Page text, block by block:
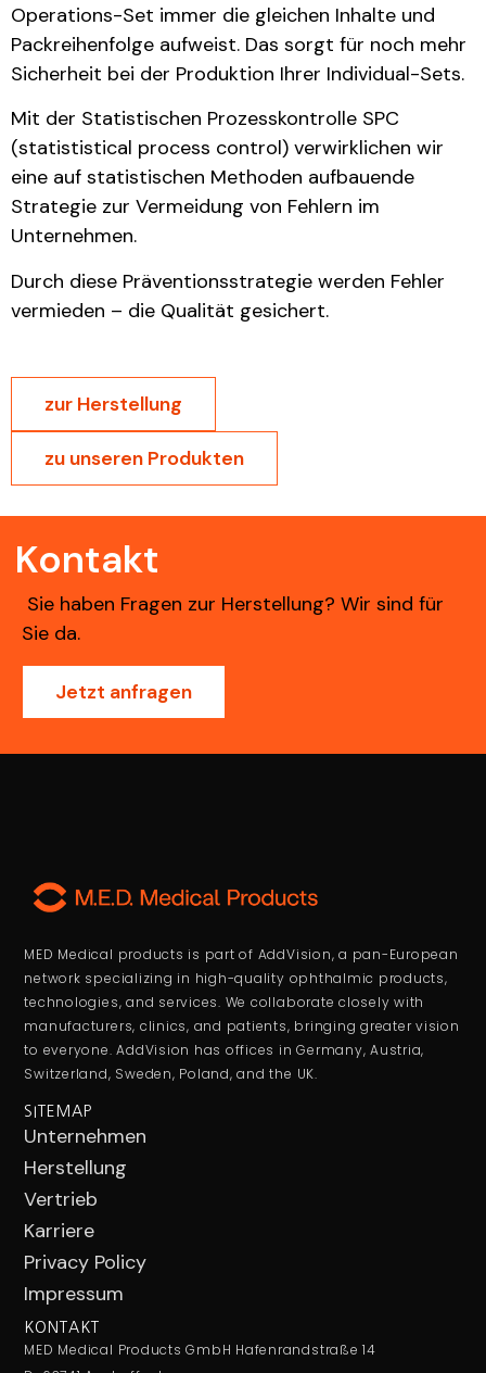
Operations-Set immer die gleichen Inhalte und
Packreihenfolge aufweist. Das sorgt für noch mehr
Sicherheit bei der Produktion Ihrer Individual-Sets.
Mit der Statistischen Prozesskontrolle SPC
(statististical process control) verwirklichen wir
eine auf statistischen Methoden aufbauende
Strategie zur Vermeidung von Fehlern im
Unternehmen.
Durch diese Präventionsstrategie werden Fehler
vermieden – die Qualität gesichert.
zur Herstellung
zu unseren Produkten
Kontakt
Sie haben Fragen zur Herstellung? Wir sind für
Sie da.
Jetzt anfragen
MED Medical products is part of AddVision, a pan-European
network specializing in high-quality ophthalmic products,
technologies, and services. We collaborate closely with
manufacturers, clinics, and patients, bringing greater vision
to everyone. AddVision has offices in Germany, Austria,
Switzerland, Sweden, Poland, and the UK.
SITEMAP
Unternehmen
Herstellung
Vertrieb
Karriere
Privacy Policy
Impressum
KONTAKT
MED Medical Products GmbH Hafenrandstraße 14